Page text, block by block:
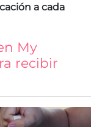
a cada
My
recibir